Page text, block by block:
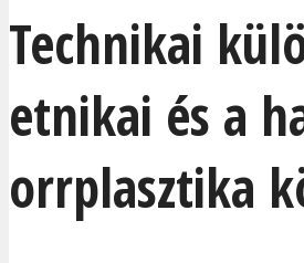
Technikai
etnikai és a
orrplasztika